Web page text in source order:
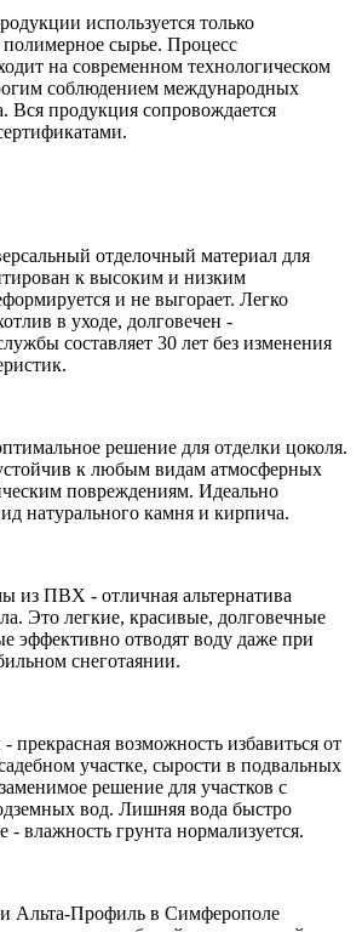
используется только
полимерное сырье. Процесс
на современном технологическом
соблюдением международных
Вся продукция сопровождается
отделочный материал для
к высоким и низким
и не выгорает. Легко
в уходе, долговечен -
составляет 30 лет без изменения
решение для отделки цоколя.
к любым видам атмосферных
повреждениям. Идеально
натурального камня и кирпича.
из ПВХ - отличная альтернатива
Это легкие, красивые, долговечные
эффективно отводят воду даже при
снеготаянии.
возможность избавиться от
участке, сырости в подвальных
решение для участков с
вод. Лишняя вода быстро
- влажность грунта нормализуется.
Альта-Профиль в Симферополе